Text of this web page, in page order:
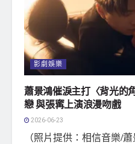
影劇娛樂
蕭景鴻催淚主打〈背光的
戀 與張寗上演浪漫吻戲
2026-06-23
（照片提供：相信音樂/